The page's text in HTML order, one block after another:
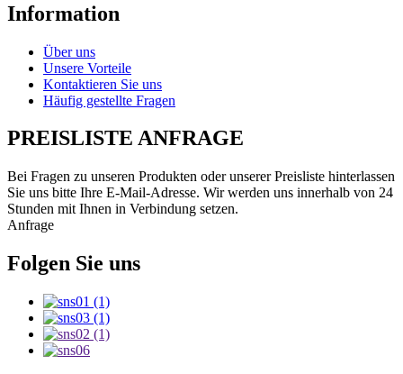
Information
Über uns
Unsere Vorteile
Kontaktieren Sie uns
Häufig gestellte Fragen
PREISLISTE ANFRAGE
Bei Fragen zu unseren Produkten oder unserer Preisliste hinterlassen
Sie uns bitte Ihre E-Mail-Adresse. Wir werden uns innerhalb von 24
Stunden mit Ihnen in Verbindung setzen.
Anfrage
Folgen Sie uns